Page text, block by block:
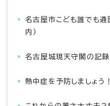
名古屋市こども誰でも通
内）
名古屋城現天守閣の記録
熱中症を予防しましょう！